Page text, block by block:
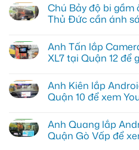
bình
luận
ở
lắp
Android
box
tại
Quận
1,
giải
trí
Chú Bảy độ bi gầm
Thủ Đức cần ánh
bình
luận
ở
độ
bi
gầm
cho
Ford
Everest
Anh Tấn lắp
XL7 tại Quận 12 để
bình
luận
ở
lắp
Camera
hành
Anh Kiên lắp
Quận 10 để xem
bình
luận
ở
Anh Quang lắp
Quận Gò Vấp để